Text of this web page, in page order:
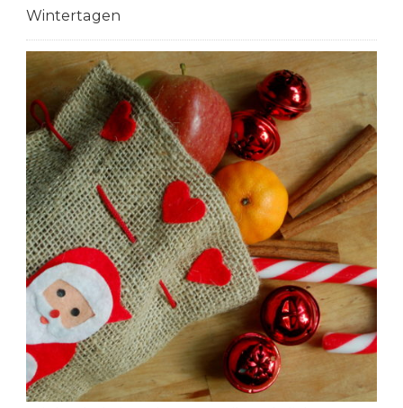
Wintertagen